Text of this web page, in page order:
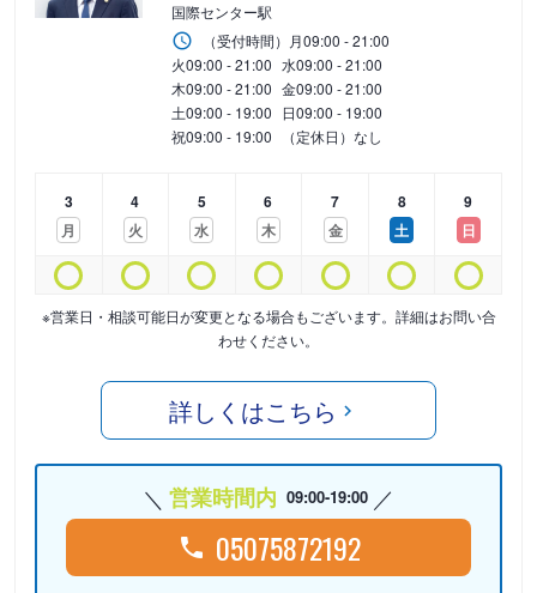
国際センター駅
（受付時間） 月09:00 - 21:00
火09:00 - 21:00 水09:00 - 21:00
木09:00 - 21:00 金09:00 - 21:00
土09:00 - 19:00 日09:00 - 19:00
祝09:00 - 19:00 （定休日）なし
3
月
4
火
5
水
6
木
7
金
8
土
9
日
※営業日・相談可能日が変更となる場合もございます。詳細はお問い合
わせください。
詳しくはこちら
営業時間内 09:00-19:00
05075872192